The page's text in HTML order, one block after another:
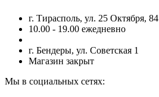
г. Тирасполь, ул. 25 Октября, 84
10.00 - 19.00 ежедневно
г. Бендеры, ул. Советская 1
Магазин закрыт
Мы в социальных сетях: